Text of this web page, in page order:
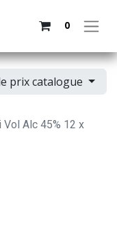
0
prix catalogue
Vol Alc 45% 12 x